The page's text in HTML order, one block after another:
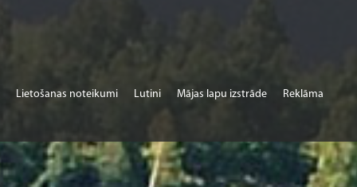
Lietošanas noteikumi Lutini Mājas lapu izstrāde Reklāma